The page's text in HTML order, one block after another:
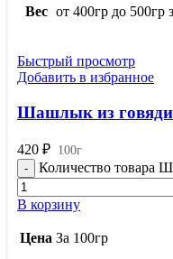
Вес от 400гр до 500гр
Быстрый просмотр
Добавить в избранное
Шашлык из
420 ₽ 100г
Количество товара
В корзину
Цена За 100гр